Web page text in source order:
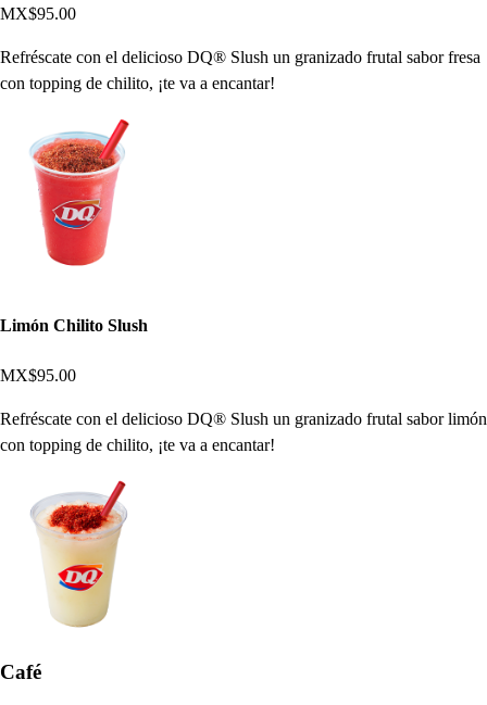
MX$95.00
Refréscate con el delicioso DQ® Slush un granizado frutal sabor fresa
con topping de chilito, ¡te va a encantar!
Limón Chilito Slush
MX$95.00
Refréscate con el delicioso DQ® Slush un granizado frutal sabor limón
con topping de chilito, ¡te va a encantar!
Café